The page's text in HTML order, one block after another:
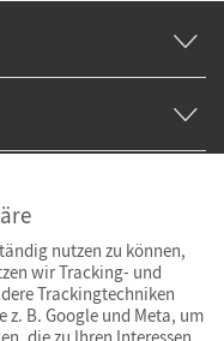
nutzen zu können,
wir Tracking- und
Trackingtechniken
z. B. Google und Meta, um